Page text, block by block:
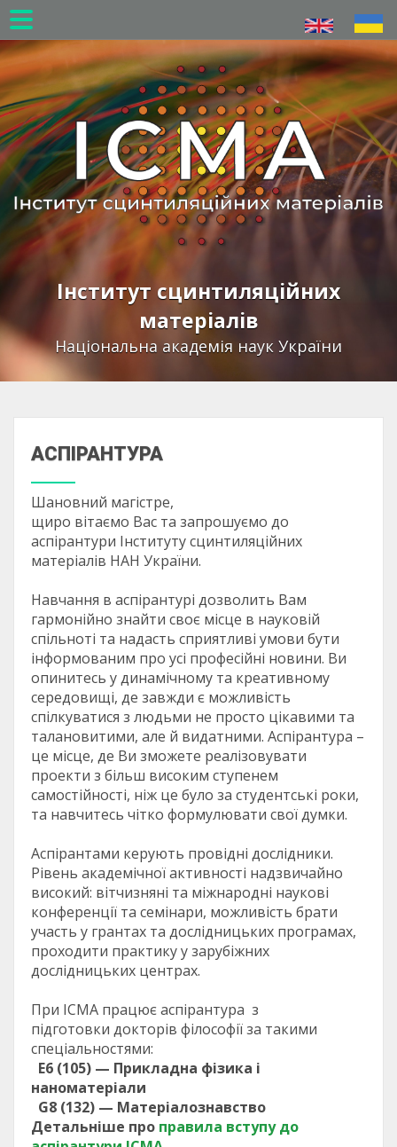
Перейти
до
основного
вмісту
Інститут сцинтиляційних
матеріалів
Національна академія наук України
АСПІРАНТУРА
Шановний магістре,
щиро вітаємо Вас та запрошуємо до
аспірантури Інституту сцинтиляційних
матеріалів НАН України.
Навчання в аспірантурі дозволить Вам
гармонійно знайти своє місце в науковій
спільноті та надасть сприятливі умови бути
інформованим про усі професійні новини. Ви
опинитесь у динамічному та креативному
середовищі, де завжди є можливість
спілкуватися з людьми не просто цікавими та
талановитими, але й видатними. Аспірантура –
це місце, де Ви зможете реалізовувати
проекти з більш високим ступенем
самостійності, ніж це було за студентські роки,
та навчитесь чітко формулювати свої думки.
Аспірантами керують провідні дослідники.
Рівень академічної активності надзвичайно
високий: вітчизняні та міжнародні наукові
конференції та семінари, можливість брати
участь у грантах та дослідницьких програмах,
проходити практику у зарубіжних
дослідницьких центрах.
При ІСМА працює аспірантура з
підготовки докторів філософії за такими
спеціальностями:
E6 (105) — Прикладна фізика і
наноматеріали
G8 (132) — Матеріалознавство
Детальніше про правила вступу до